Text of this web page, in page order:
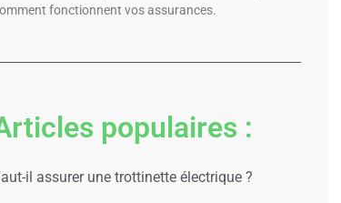
fonctionnent vos assurances.
populaires :
il assurer une trottinette électrique ?